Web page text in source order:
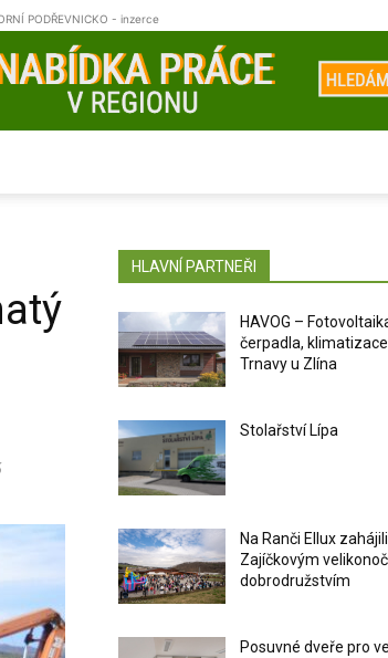
PODŘEVNICKO - inzerce
HLAVNÍ PARTNEŘI
HAVOG –
čerpadla,
Trnavy u Zlína
Stolařství Lípa
Na Ranči Ellux
Zajíčkovým
dobrodružstvím
Posuvné dveře pro